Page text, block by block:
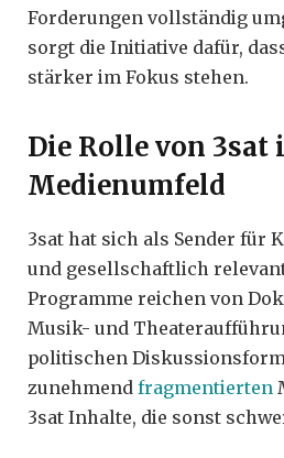
Forderungen vollständig
sorgt die Initiative dafür,
stärker im Fokus stehen.
Die Rolle von 3sat
Medienumfeld
3sat hat sich als Sender für
und gesellschaftlich
Programme reichen von
Musik- und
politischen
zunehmend fragmentierten
3sat Inhalte, die sonst